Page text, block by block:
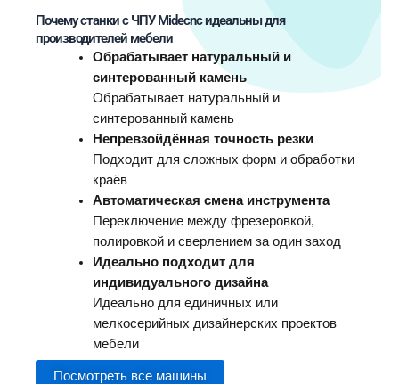
Почему станки с ЧПУ Midecnc идеальны для
производителей мебели
Обрабатывает натуральный и
синтерованный камень
Обрабатывает натуральный и
синтерованный камень
Непревзойдённая точность резки
Подходит для сложных форм и обработки
краёв
Автоматическая смена инструмента
Переключение между фрезеровкой,
полировкой и сверлением за один заход
Идеально подходит для
индивидуального дизайна
Идеально для единичных или
мелкосерийных дизайнерских проектов
мебели
Посмотреть все машины